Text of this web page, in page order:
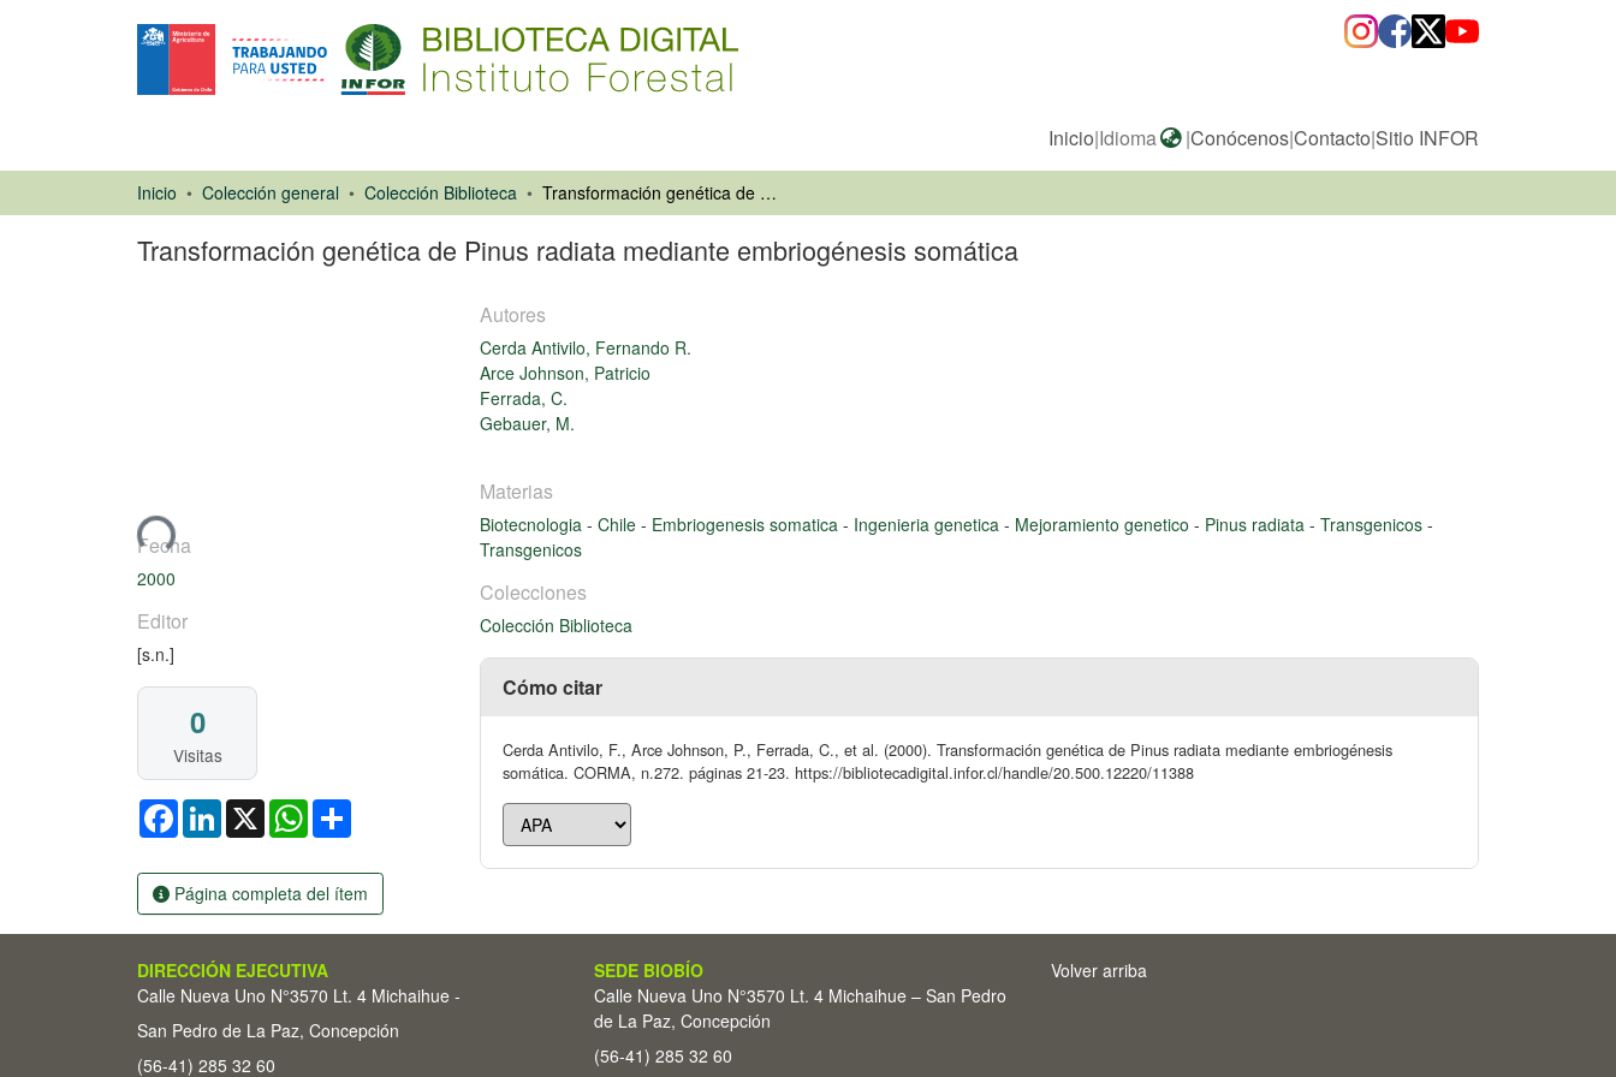
Inicio|Idioma |Conócenos|Contacto|Sitio INFOR
Inicio Colección general Colección Biblioteca Transformación genética de Pinus radiata mediante embriogénesis somática
Transformación genética de Pinus radiata mediante embriogénesis somática
Cargando...
Fecha
2000
Editor
[s.n.]
0
Visitas
FacebookLinkedIn
X WhatsApp
Página completa del ítem
Autores
Cerda Antivilo, Fernando R.
Arce Johnson, Patricio
Ferrada, C.
Gebauer, M.
Materias
Biotecnologia - Chile - Embriogenesis somatica - Ingenieria genetica - Mejoramiento genetico - Pinus radiata - Transgenicos -
Transgenicos
Colecciones
Colección Biblioteca
Cómo citar
Cerda Antivilo, F., Arce Johnson, P., Ferrada, C., et al. (2000). Transformación genética de Pinus radiata mediante embriogénesis
somática. CORMA, n.272. páginas 21-23. https://bibliotecadigital.infor.cl/handle/20.500.12220/11388
DIRECCIÓN EJECUTIVA
Calle Nueva Uno N°3570 Lt. 4 Michaihue -
San Pedro de La Paz, Concepción
(56-41) 285 32 60
SEDE BIOBÍO
Calle Nueva Uno N°3570 Lt. 4 Michaihue – San Pedro
de La Paz, Concepción
(56-41) 285 32 60
Volver arriba